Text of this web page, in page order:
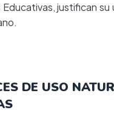
justifican su
DE USO